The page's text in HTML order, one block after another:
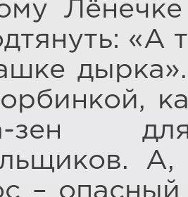
«А
зен
–